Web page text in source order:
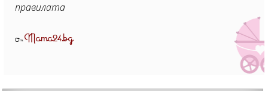
правилата
ОтMama24.bg